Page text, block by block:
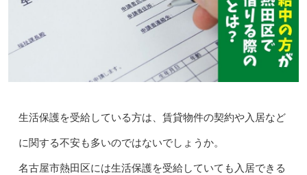
生活保護を受給している方は、賃貸物件の契約や入居など
に関する不安も多いのではないでしょうか。
名古屋市熱田区には生活保護を受給していても入居できる